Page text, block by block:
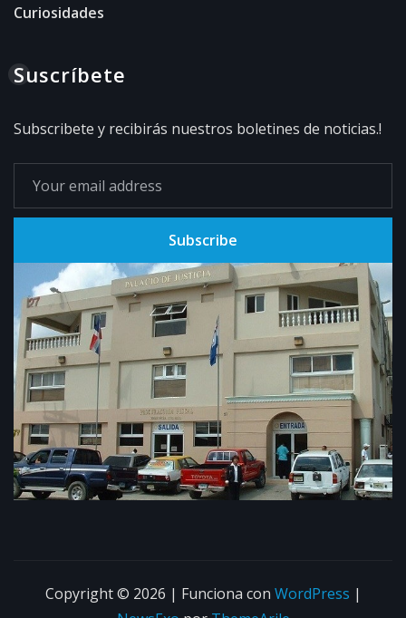
Curiosidades
Suscríbete
Subscribete y recibirás nuestros boletines de noticias.!
Subscribe
Copyright © 2026 | Funciona con WordPress |